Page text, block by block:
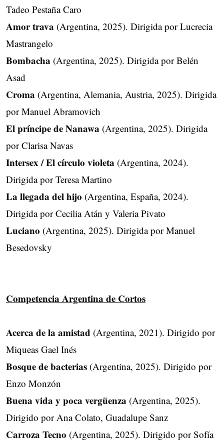
Tadeo Pestaña Caro
Amor trava (Argentina, 2025). Dirigida por Lucrecia
Mastrangelo
Bombacha (Argentina, 2025). Dirigida por Belén
Asad
Croma (Argentina, Alemania, Austria, 2025). Dirigida
por Manuel Abramovich
El príncipe de Nanawa (Argentina, 2025). Dirigida
por Clarisa Navas
Intersex / El círculo violeta (Argentina, 2024).
Dirigida por Teresa Martino
La llegada del hijo (Argentina, España, 2024).
Dirigida por Cecilia Atán y Valeria Pivato
Luciano (Argentina, 2025). Dirigida por Manuel
Besedovsky
Competencia Argentina de Cortos
Acerca de la amistad (Argentina, 2021). Dirigido por
Miqueas Gael Inés
Bosque de bacterias (Argentina, 2025). Dirigido por
Enzo Monzón
Buena vida y poca vergüenza (Argentina, 2025).
Dirigido por Ana Colato, Guadalupe Sanz
Carroza Tecno (Argentina, 2025). Dirigido por Sofía